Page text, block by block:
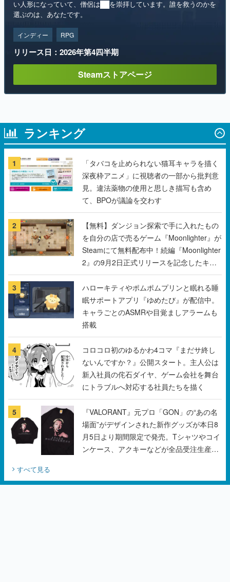
い人形になっていて、僧侶は██を崇拝しています。誰を救うのかを
選ぶのは、あなたです。
インディー RPG
リリース日：2026年第4四半期
Steamストアページ
ランキング
1
「タバコを止められない猫耳キャラを描く
深夜枠アニメ」に視聴者の一部から批判意
見。違法薬物の使用と思しき描写も含め
て、BPOが議論を交わす
2
【無料】ダンジョン探索で手に入れたもの
を自分の店で売るゲーム『Moonlighter』が
Steamにて無料配布中！続編『Moonlighter
2』の9月2日正式リリースを記念したキャ
ンペーン
3
ハローキティやポムポムプリンと眠れる睡
眠サポートアプリ『ゆめたび』が配信中。
キャラごとのASMRや目覚ましアラームも
搭載
4
コロコロ初のゆるかわ4コマ『まだサ終し
ないんですか？』公開スタート。主人公は
新入社員の侘石ダイヤ、ゲーム会社を舞台
にトラブルへ対応する社員たちを描く
5
『VALORANT』元プロ「GON」の“あの名
場面”がデザインされた新作グッズが本日8
月5日より期間限定で発売。Tシャツやコイ
ンケース、アクキーなどが全品受注生産で
すべて見る